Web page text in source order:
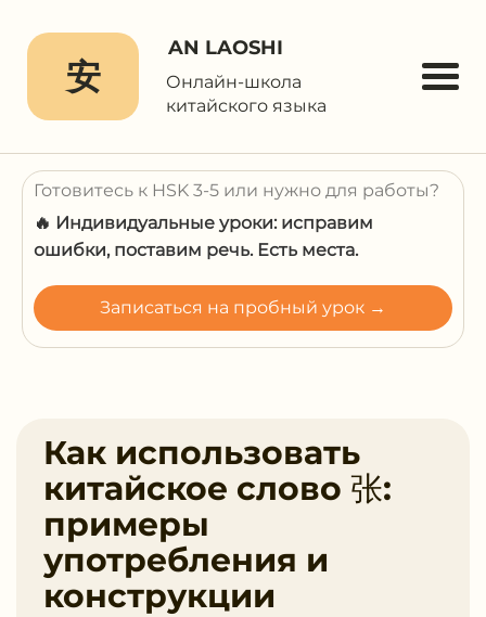
安
AN LAOSHI
Онлайн-школа
китайского языка
Готовитесь к HSK 3-5 или нужно для работы?
🔥 Индивидуальные уроки: исправим
ошибки, поставим речь. Есть места.
Записаться на пробный урок →
Как использовать
китайское слово 张:
примеры
употребления и
конструкции